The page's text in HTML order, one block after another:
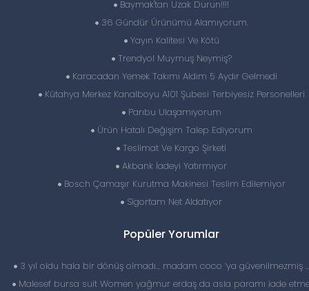
Baymak'tan Uzak Durun!!!!
36 Gündür Ürünümü Alamıyorum.
Yayın Kalitesi Ve Kötü
Trendyol Muymuş Neymiş?
Karacadan Yemek Takımı Aldım 5 Aydır Gelmedi
Kütahya Merkez Kanalboyu A101 Şubesi Terbiyesiz Personelleri
Parıbu Ulaşamıyorum
Ürün Hatalı Değişim Talep Ediyorum
Teslimat Ve Kargo Şirketi
Akbank İadeyi Yatırmıyor
Bosch Çamaşır Kurutma Makinesi Teslim Edilemiyor
Sigortam Net Aldatıyor
Popüler Yorumlar
3 yıl oldu hala bir dönüş olmadı… madam coco ‘ya güvenilmezmiş
Malesef bursa suit Women yağmur erdaş da asla paramı iade